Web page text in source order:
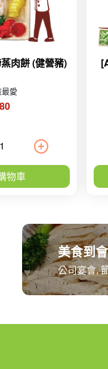
肉餅 (健營豬)
愛
物車
美食到會
公司宴會,